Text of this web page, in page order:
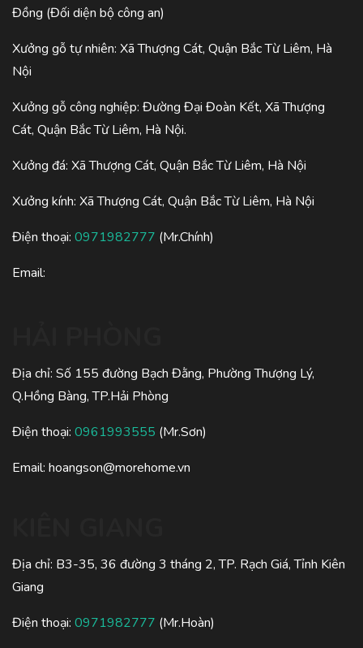
Đồng (Đối diện bộ công an)
Xưởng gỗ tự nhiên: Xã Thượng Cát, Quận Bắc Từ Liêm, Hà
Nội
Xưởng gỗ công nghiệp: Đường Đại Đoàn Kết, Xã Thượng
Cát, Quận Bắc Từ Liêm, Hà Nội.
Xưởng đá: Xã Thượng Cát, Quận Bắc Từ Liêm, Hà Nội
Xưởng kính: Xã Thượng Cát, Quận Bắc Từ Liêm, Hà Nội
Điện thoại: 0971982777 (Mr.Chính)
Email:
Địa chỉ: Số 155 đường Bạch Đằng, Phường Thượng Lý,
Q.Hồng Bàng, TP.Hải Phòng
Điện thoại: 0961993555 (Mr.Sơn)
Email: hoangson@morehome.vn
Địa chỉ: B3-35, 36 đường 3 tháng 2, TP. Rạch Giá, Tỉnh Kiên
Giang
Điện thoại: 0971982777 (Mr.Hoàn)